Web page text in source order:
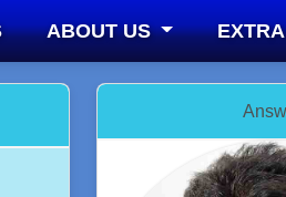
ABOUT US